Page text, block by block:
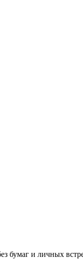
бумаг и личных